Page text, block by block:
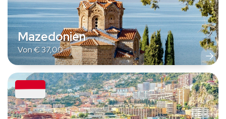
Mazedonien
Von€37,00